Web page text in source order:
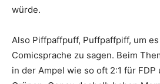
würde.
Also Piffpaffpuff, Puffpaffpiff, um
Comicsprache zu sagen. Beim
in der Ampel wie so oft 2:1 für FDP